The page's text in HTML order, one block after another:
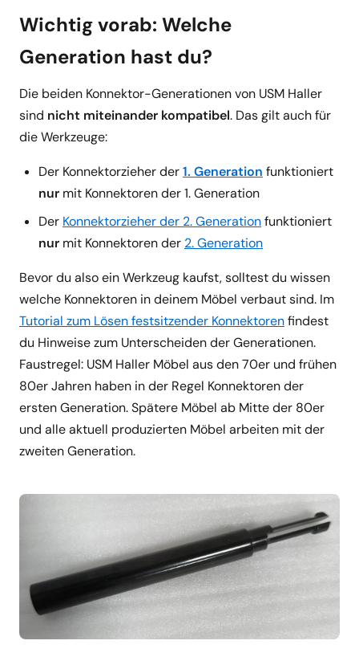
Wichtig vorab: Welche
Generation hast du?
Die beiden Konnektor-Generationen von USM Haller
sind nicht miteinander kompatibel. Das gilt auch für
die Werkzeuge:
Der Konnektorzieher der1. Generation funktioniert
nur mit Konnektoren der 1. Generation
Der Konnektorzieher der 2. Generationfunktioniert
nur mit Konnektoren der 2. Generation
Bevor du also ein Werkzeug kaufst, solltest du wissen
welche Konnektoren in deinem Möbel verbaut sind. Im
Tutorial zum Lösen festsitzender Konnektorenfindest
du Hinweise zum Unterscheiden der Generationen.
Faustregel: USM Haller Möbel aus den 70er und frühen
80er Jahren haben in der Regel Konnektoren der
ersten Generation. Spätere Möbel ab Mitte der 80er
und alle aktuell produzierten Möbel arbeiten mit der
zweiten Generation.